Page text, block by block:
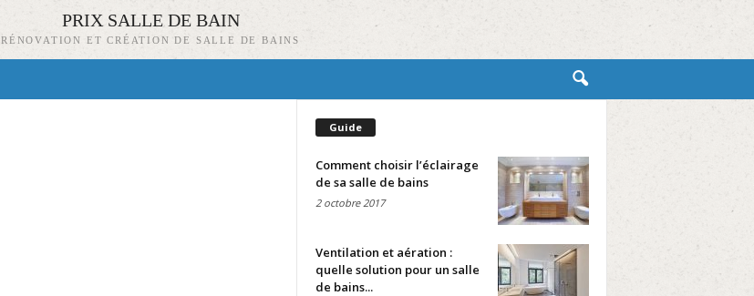
PRIX SALLE DE BAIN
RÉNOVATION ET CRÉATION DE SALLE DE BAINS
Guide
Comment choisir l’éclairage
de sa salle de bains
2 octobre 2017
Ventilation et aération :
quelle solution pour un salle
de bains...